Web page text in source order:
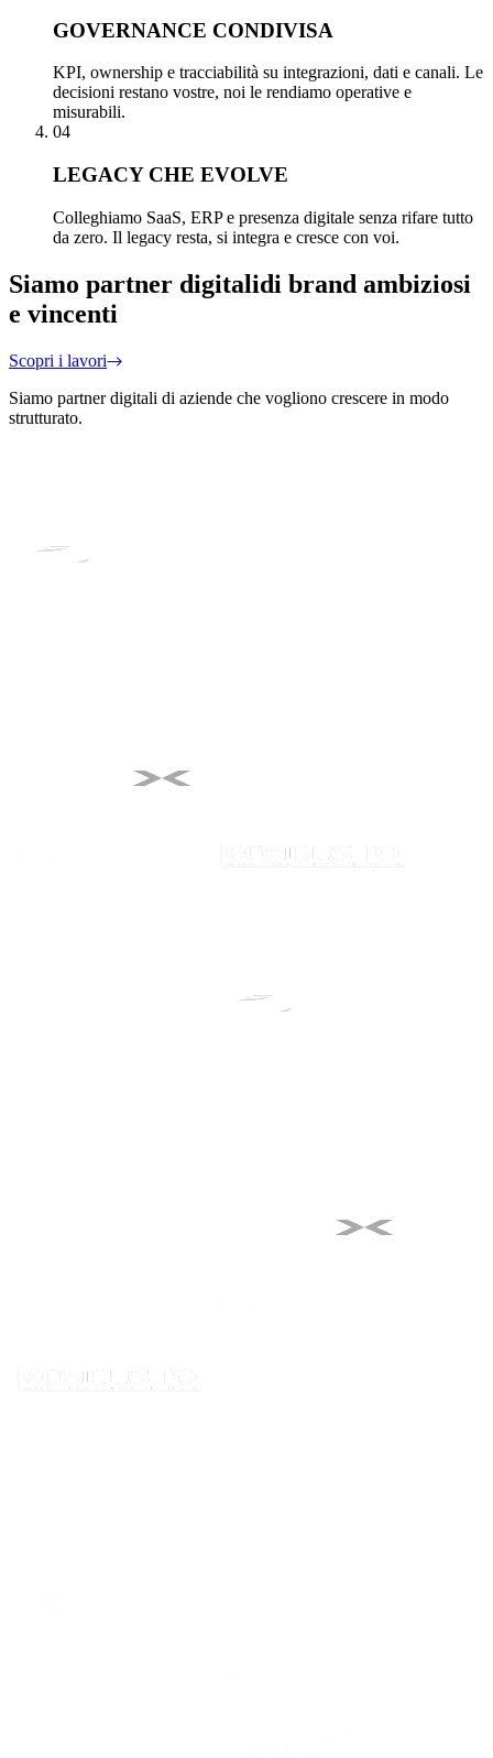
GOVERNANCE CONDIVISA
KPI, ownership e tracciabilità su integrazioni, dati e canali. Le
decisioni restano vostre, noi le rendiamo operative e
misurabili.
04
LEGACY CHE EVOLVE
Colleghiamo SaaS, ERP e presenza digitale senza rifare tutto
da zero. Il legacy resta, si integra e cresce con voi.
Siamo partner digitalidi brand ambiziosi
e vincenti
Scopri i lavori
Siamo partner digitali di aziende che vogliono crescere in modo
strutturato.